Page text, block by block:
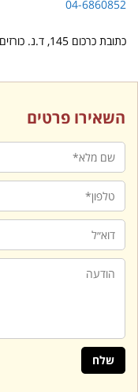
04-6860852
כתובת כרכום 145, ד.נ. כורזים
השאירו פרטים